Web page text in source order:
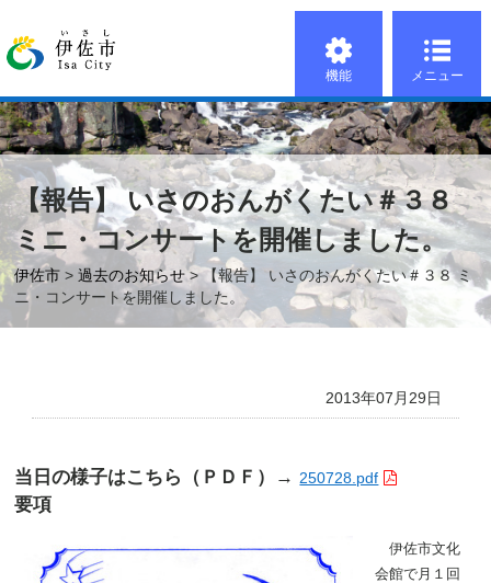
機能 メニュー
【報告】 いさのおんがくたい＃３８
ミニ・コンサートを開催しました。
伊佐市 >過去のお知らせ> 【報告】 いさのおんがくたい＃３８ ミ
ニ・コンサートを開催しました。
2013年07月29日
当日の様子はこちら（ＰＤＦ） →250728.pdf
要項
伊佐市文化
会館で月１回